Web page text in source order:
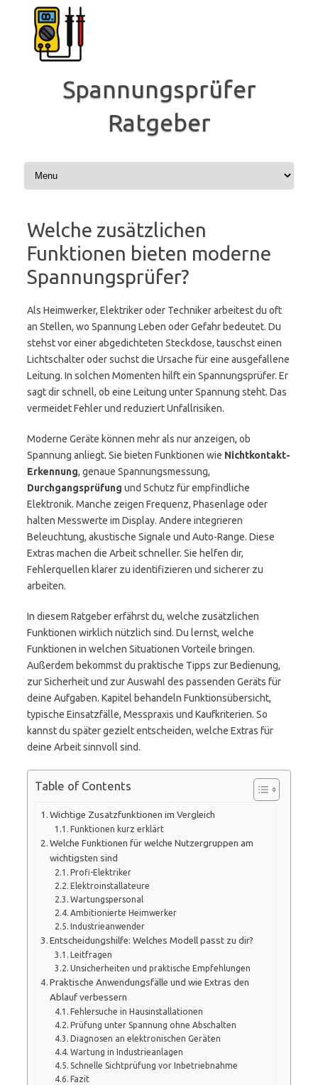
Inhalt
springen
Spannungsprüfer
Ratgeber
Welche zusätzlichen
Funktionen bieten moderne
Spannungsprüfer?
Als Heimwerker, Elektriker oder Techniker arbeitest du oft
an Stellen, wo Spannung Leben oder Gefahr bedeutet. Du
stehst vor einer abgedichteten Steckdose, tauschst einen
Lichtschalter oder suchst die Ursache für eine ausgefallene
Leitung. In solchen Momenten hilft ein Spannungsprüfer. Er
sagt dir schnell, ob eine Leitung unter Spannung steht. Das
vermeidet Fehler und reduziert Unfallrisiken.
Moderne Geräte können mehr als nur anzeigen, ob
Spannung anliegt. Sie bieten Funktionen wie Nichtkontakt-
Erkennung, genaue Spannungsmessung,
Durchgangsprüfung und Schutz für empfindliche
Elektronik. Manche zeigen Frequenz, Phasenlage oder
halten Messwerte im Display. Andere integrieren
Beleuchtung, akustische Signale und Auto-Range. Diese
Extras machen die Arbeit schneller. Sie helfen dir,
Fehlerquellen klarer zu identifizieren und sicherer zu
arbeiten.
In diesem Ratgeber erfährst du, welche zusätzlichen
Funktionen wirklich nützlich sind. Du lernst, welche
Funktionen in welchen Situationen Vorteile bringen.
Außerdem bekommst du praktische Tipps zur Bedienung,
zur Sicherheit und zur Auswahl des passenden Geräts für
deine Aufgaben. Kapitel behandeln Funktionsübersicht,
typische Einsatzfälle, Messpraxis und Kaufkriterien. So
kannst du später gezielt entscheiden, welche Extras für
deine Arbeit sinnvoll sind.
Table of Contents
Wichtige Zusatzfunktionen im Vergleich
Funktionen kurz erklärt
Welche Funktionen für welche Nutzergruppen am
wichtigsten sind
Profi-Elektriker
Elektroinstallateure
Wartungspersonal
Ambitionierte Heimwerker
Industrieanwender
Entscheidungshilfe: Welches Modell passt zu dir?
Leitfragen
Unsicherheiten und praktische Empfehlungen
Praktische Anwendungsfälle und wie Extras den
Ablauf verbessern
Fehlersuche in Hausinstallationen
Prüfung unter Spannung ohne Abschalten
Diagnosen an elektronischen Geräten
Wartung in Industrieanlagen
Schnelle Sichtprüfung vor Inbetriebnahme
Fazit